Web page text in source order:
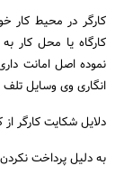
کارگر در محیط کار
کارگاه یا محل کار
نموده اصل امانت
انگاری وی وسایل
دلایل شکایت کارگر از
به دلیل پرداخت